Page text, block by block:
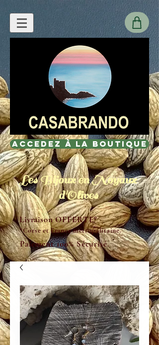
Accedez à la Boutique
Les Bijoux en Noyaux
d'Olives
Livraison OFFERTE*
*Corse et France métropolitaine.
Paiement 100% Sécurisé.